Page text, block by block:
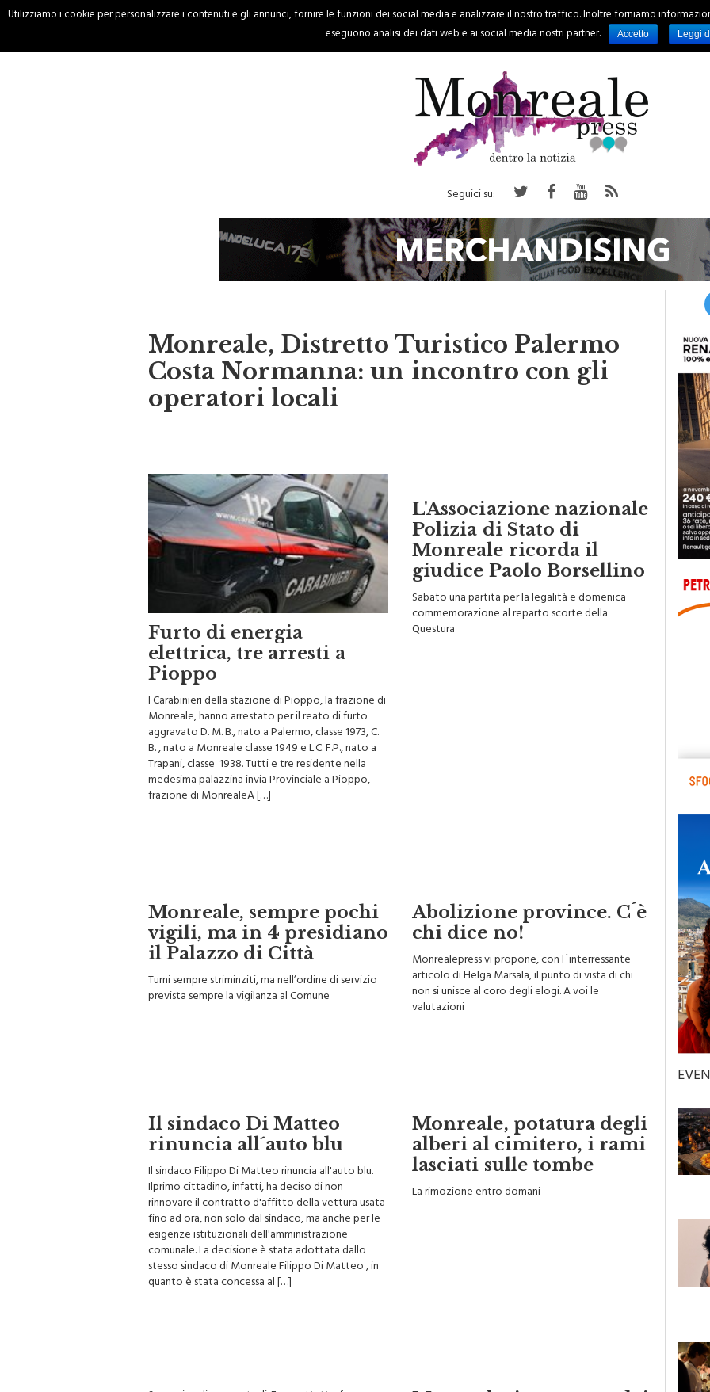
HOME CRONACA PALERMO REGIONE EVENTI RUBRICHE SPORT
Seguici su:
Monreale, Distretto Turistico Palermo
Costa Normanna: un incontro con gli
operatori locali
Furto di energia
elettrica, tre arresti a
Pioppo
I Carabinieri della stazione di Pioppo, la frazione di
Monreale, hanno arrestato per il reato di furto
aggravato D. M. B., nato a Palermo, classe 1973, C.
B. , nato a Monreale classe 1949 e L.C. F.P., nato a
Trapani, classe 1938. Tutti e tre residente nella
medesima palazzina invia Provinciale a Pioppo,
frazione di MonrealeA […]
L'Associazione nazionale
Polizia di Stato di
Monreale ricorda il
giudice Paolo Borsellino
Sabato una partita per la legalità e domenica
commemorazione al reparto scorte della
Questura
Monreale, sempre pochi
vigili, ma in 4 presidiano
il Palazzo di Città
Turni sempre striminziti, ma nell’ordine di servizio
prevista sempre la vigilanza al Comune
Abolizione province. C´è
chi dice no!
Monrealepress vi propone, con l´interressante
articolo di Helga Marsala, il punto di vista di chi
non si unisce al coro degli elogi. A voi le
valutazioni
Il sindaco Di Matteo
rinuncia all´auto blu
Il sindaco Filippo Di Matteo rinuncia all'auto blu.
Ilprimo cittadino, infatti, ha deciso di non
rinnovare il contratto d'affitto della vettura usata
fino ad ora, non solo dal sindaco, ma anche per le
esigenze istituzionali dell'amministrazione
comunale. La decisione è stata adottata dallo
stesso sindaco di Monreale Filippo Di Matteo , in
quanto è stata concessa al […]
Monreale, potatura degli
alberi al cimitero, i rami
lasciati sulle tombe
La rimozione entro domani
Utilizziamo i cookie per personalizzare i contenuti e gli annunci, fornire le funzioni dei social media e analizzare il nostro traffico. Inoltre forniamo
eseguono analisi dei dati web e ai social media nostri partner.
Accetto Leggi